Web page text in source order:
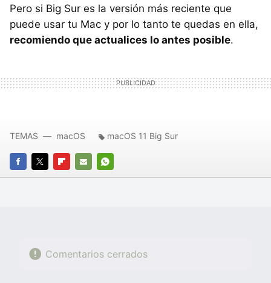
Pero si Big Sur es la versión más reciente que
puede usar tu Mac y por lo tanto te quedas en ella,
recomiendo que actualices lo antes posible.
FACEBOOK
TWITTERFLIPBOARD
E-
WHATSAPP
TEMAS macOS macOS 11 Big Sur
Comentarios cerrados